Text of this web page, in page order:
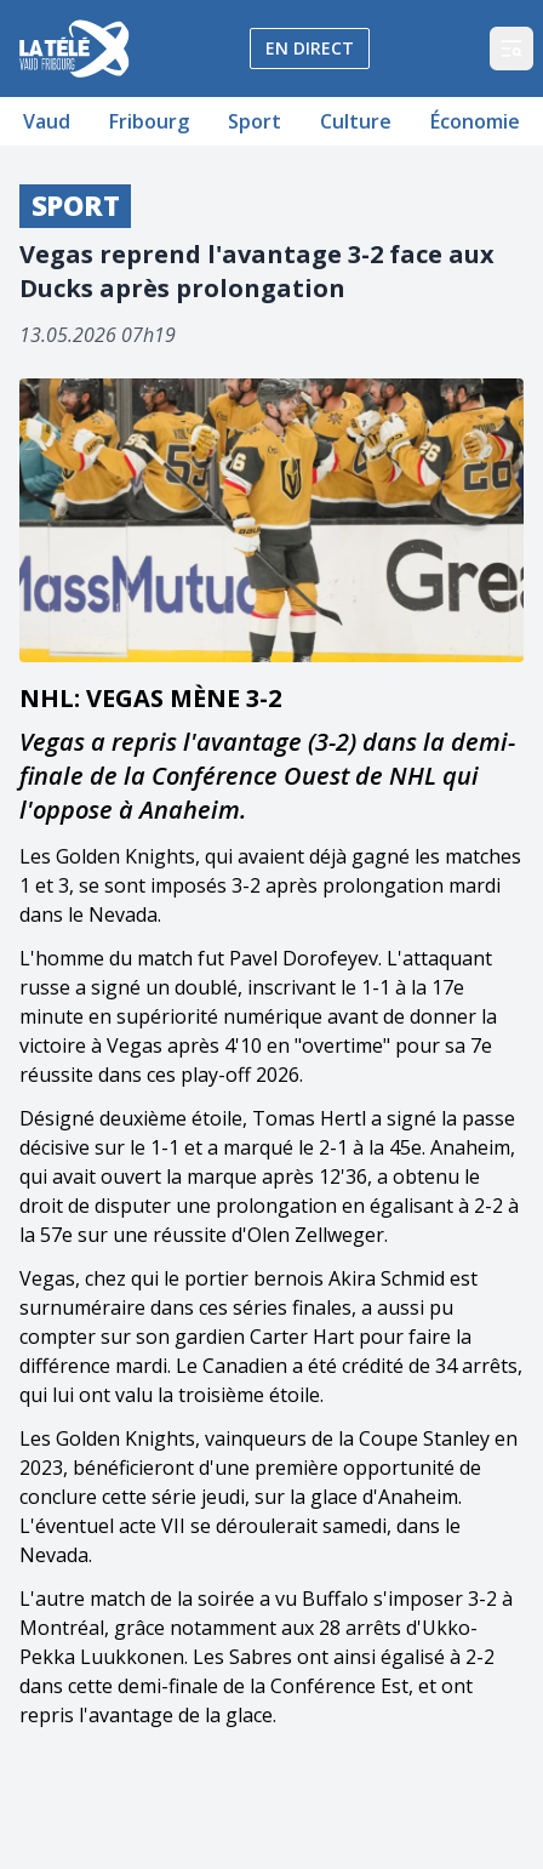
La Télé - Télévision régionale Vaud et Fribourg
EN DIRECT
Vaud Fribourg Sport Culture Économie
SPORT
Vegas reprend l'avantage 3-2 face aux
Ducks après prolongation
13.05.2026 07h19
NHL: VEGAS MÈNE 3-2
Vegas a repris l'avantage (3-2) dans la demi-
finale de la Conférence Ouest de NHL qui
l'oppose à Anaheim.
Les Golden Knights, qui avaient déjà gagné les matches
1 et 3, se sont imposés 3-2 après prolongation mardi
dans le Nevada.
L'homme du match fut Pavel Dorofeyev. L'attaquant
russe a signé un doublé, inscrivant le 1-1 à la 17e
minute en supériorité numérique avant de donner la
victoire à Vegas après 4'10 en "overtime" pour sa 7e
réussite dans ces play-off 2026.
Désigné deuxième étoile, Tomas Hertl a signé la passe
décisive sur le 1-1 et a marqué le 2-1 à la 45e. Anaheim,
qui avait ouvert la marque après 12'36, a obtenu le
droit de disputer une prolongation en égalisant à 2-2 à
la 57e sur une réussite d'Olen Zellweger.
Vegas, chez qui le portier bernois Akira Schmid est
surnuméraire dans ces séries finales, a aussi pu
compter sur son gardien Carter Hart pour faire la
différence mardi. Le Canadien a été crédité de 34 arrêts,
qui lui ont valu la troisième étoile.
Les Golden Knights, vainqueurs de la Coupe Stanley en
2023, bénéficieront d'une première opportunité de
conclure cette série jeudi, sur la glace d'Anaheim.
L'éventuel acte VII se déroulerait samedi, dans le
Nevada.
L'autre match de la soirée a vu Buffalo s'imposer 3-2 à
Montréal, grâce notamment aux 28 arrêts d'Ukko-
Pekka Luukkonen. Les Sabres ont ainsi égalisé à 2-2
dans cette demi-finale de la Conférence Est, et ont
repris l'avantage de la glace.